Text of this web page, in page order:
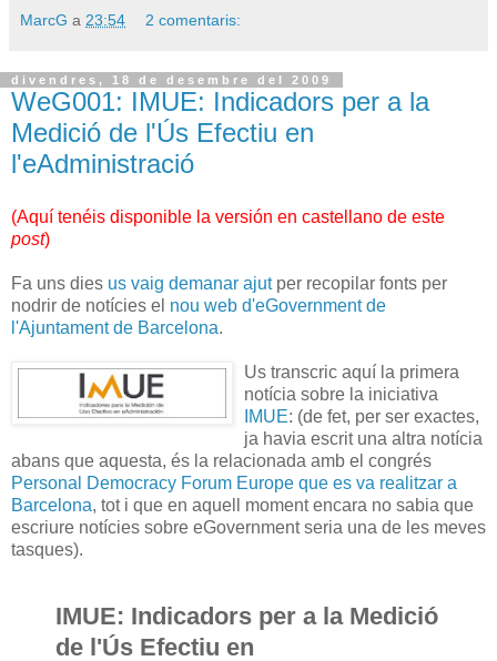
MarcG a 23:54 2 comentaris:
divendres, 18 de desembre del 2009
WeG001: IMUE: Indicadors per a la
Medició de l'Ús Efectiu en
l'eAdministració
(Aquí tenéis disponible la versión en castellano de este
post)
Fa uns dies us vaig demanar ajutper recopilar fonts per
nodrir de notícies el nou web d'eGovernment de
l'Ajuntament de Barcelona.
Us transcric aquí la primera
notícia sobre la iniciativa
IMUE: (de fet, per ser exactes,
ja havia escrit una altra notícia
abans que aquesta, és la relacionada amb el congrés
Personal Democracy Forum Europe que es va realitzar a
Barcelona, tot i que en aquell moment encara no sabia que
escriure notícies sobre eGovernment seria una de les meves
tasques).
IMUE: Indicadors per a la Medició
de l'Ús Efectiu en